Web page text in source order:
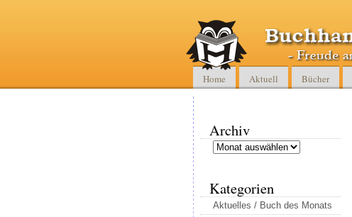
Home Aktuell Bücher
Archiv
Archiv
Kategorien
Aktuelles / Buch des Monats